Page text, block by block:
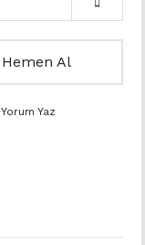
Hemen Al
Yorum Yaz